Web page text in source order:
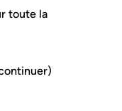
toute la